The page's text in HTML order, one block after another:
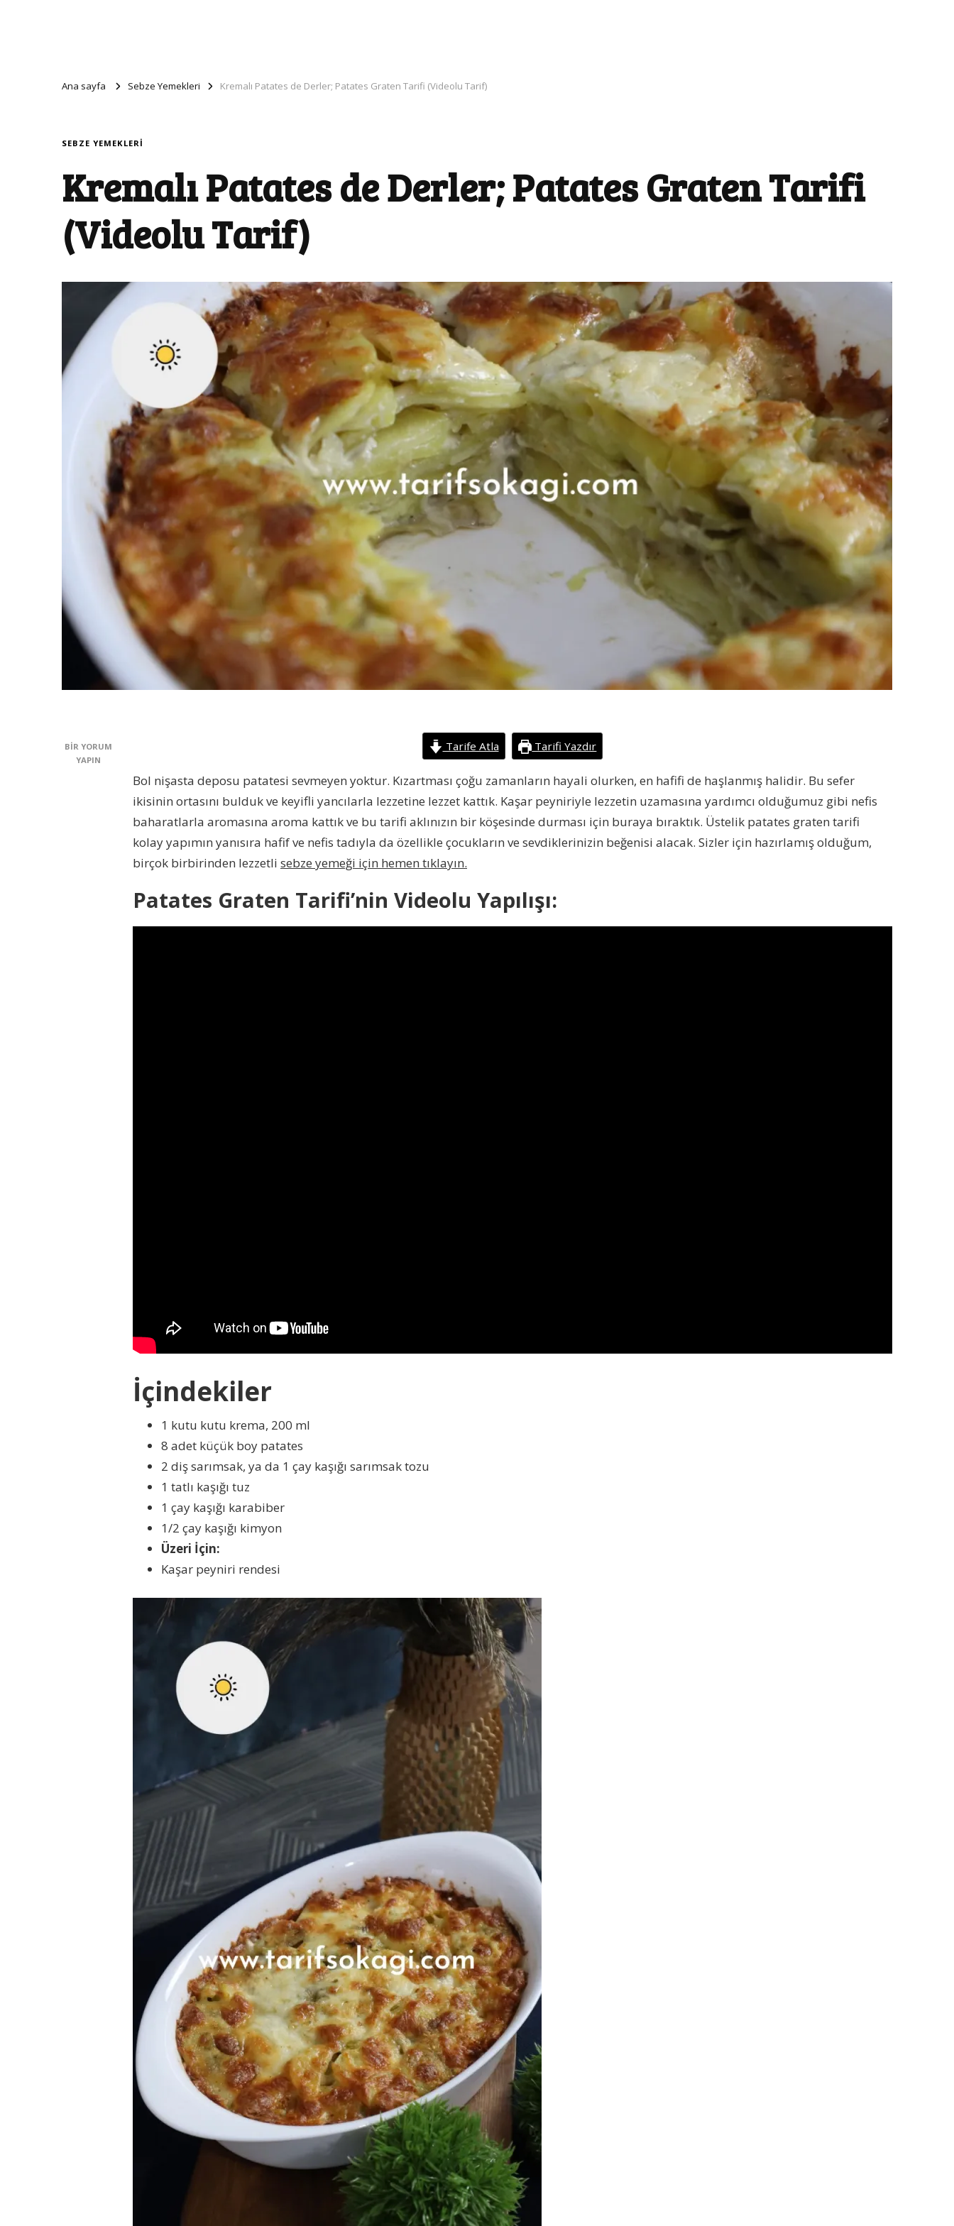
Ana sayfa Sebze Yemekleri Kremalı Patates de Derler; Patates Graten Tarifi (Videolu Tarif)
SEBZE YEMEKLERI
Kremalı Patates de Derler; Patates Graten Tarifi
(Videolu Tarif)
KREMALI
PATATES
BIR YORUM
YAPIN
Tarife Atla Tarifi Yazdır
Bol nişasta deposu patatesi sevmeyen yoktur. Kızartması çoğu zamanların hayali olurken, en hafifi de haşlanmış halidir. Bu sefer
ikisinin ortasını bulduk ve keyifli yancılarla lezzetine lezzet kattık. Kaşar peyniriyle lezzetin uzamasına yardımcı olduğumuz gibi nefis
baharatlarla aromasına aroma kattık ve bu tarifi aklınızın bir köşesinde durması için buraya bıraktık. Üstelik patates graten tarifi
kolay yapımın yanısıra hafif ve nefis tadıyla da özellikle çocukların ve sevdiklerinizin beğenisi alacak. Sizler için hazırlamış olduğum,
birçok birbirinden lezzetli sebze yemeği için hemen tıklayın.
Patates Graten Tarifi’nin Videolu Yapılışı:
İçindekiler
1 kutu kutu krema, 200 ml
8 adet küçük boy patates
2 diş sarımsak, ya da 1 çay kaşığı sarımsak tozu
1 tatlı kaşığı tuz
1 çay kaşığı karabiber
1/2 çay kaşığı kimyon
Üzeri İçin:
Kaşar peyniri rendesi